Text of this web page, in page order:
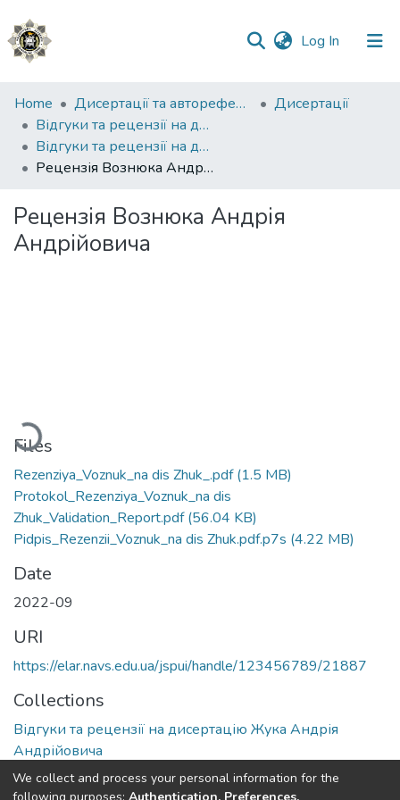
Log In (current)
Communities
&
Collections
All of DSpace
Statistics
Home Дисертації та автореферати
Дисертації
Відгуки та рецензії на дисертації
Відгуки та рецензії на дисертацію Жука Андрія Андрійовича
Рецензія Вознюка Андрія Андрійовича
Рецензія Вознюка Андрія
Андрійовича
Files
Rezenziya_Voznuk_na dis Zhuk_.pdf(1.5 MB)
Protokol_Rezenziya_Voznuk_na dis
Zhuk_Validation_Report.pdf(56.04 KB)
Pidpis_Rezenzii_Voznuk_na dis Zhuk.pdf.p7s (4.22 MB)
Date
2022-09
URI
https://elar.navs.edu.ua/jspui/handle/123456789/21887
Collections
Відгуки та рецензії на дисертацію Жука Андрія
Андрійовича
Full item page
We collect and process your personal information for the